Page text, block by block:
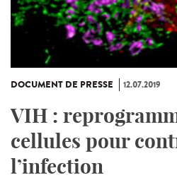
DOCUMENT DE PRESSE 12.07.2019
VIH :
cellules pour
l’infection